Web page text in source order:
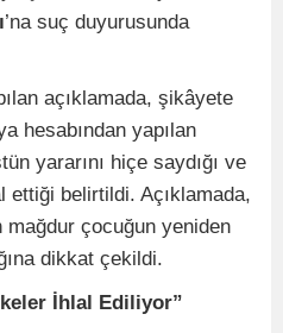
’na suç duyurusunda
açıklamada, şikâyete
hesabından yapılan
yararını hiçe saydığı ve
ettiği belirtildi. Açıklamada,
mağdur çocuğun yeniden
dikkat çekildi.
İhlal Ediliyor”